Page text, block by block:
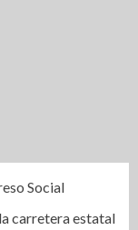
Social
carretera estatal